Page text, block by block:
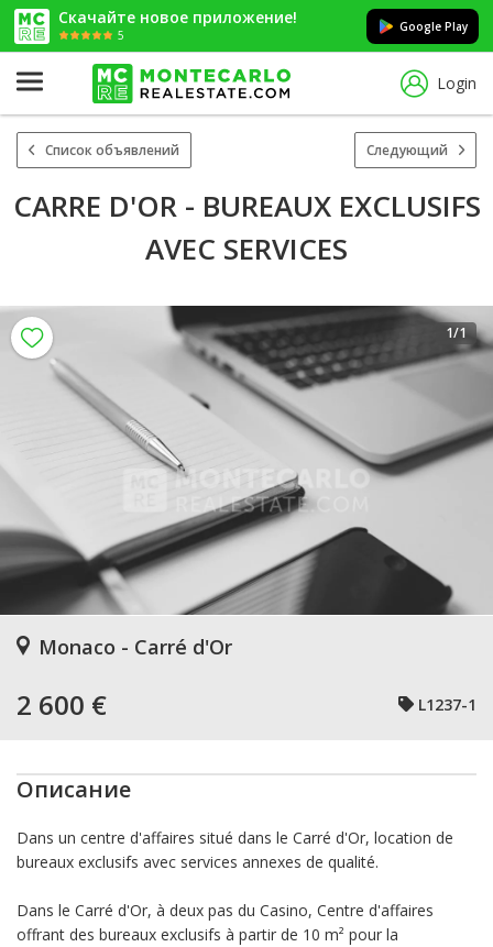
Скачайте новое приложение!
5
Google Play
Login
Список объявлений Следующий
CARRE D'OR - BUREAUX EXCLUSIFS
AVEC SERVICES
1/1
Monaco - Carré d'Or
2 600 € L1237-1
Описание
Dans un centre d'affaires situé dans le Carré d'Or, location de
bureaux exclusifs avec services annexes de qualité.
Dans le Carré d'Or, à deux pas du Casino, Centre d'affaires
offrant des bureaux exclusifs à partir de 10 m² pour la